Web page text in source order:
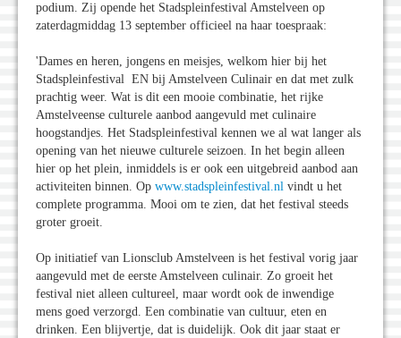
podium. Zij opende het Stadspleinfestival Amstelveen op
zaterdagmiddag 13 september officieel na haar toespraak:
'Dames en heren, jongens en meisjes, welkom hier bij het
Stadspleinfestival EN bij Amstelveen Culinair en dat met zulk
prachtig weer. Wat is dit een mooie combinatie, het rijke
Amstelveense culturele aanbod aangevuld met culinaire
hoogstandjes. Het Stadspleinfestival kennen we al wat langer als
opening van het nieuwe culturele seizoen. In het begin alleen
hier op het plein, inmiddels is er ook een uitgebreid aanbod aan
activiteiten binnen. Op www.stadspleinfestival.nl vindt u het
complete programma. Mooi om te zien, dat het festival steeds
groter groeit.
Op initiatief van Lionsclub Amstelveen is het festival vorig jaar
aangevuld met de eerste Amstelveen culinair. Zo groeit het
festival niet alleen cultureel, maar wordt ook de inwendige
mens goed verzorgd. Een combinatie van cultuur, eten en
drinken. Een blijvertje, dat is duidelijk. Ook dit jaar staat er